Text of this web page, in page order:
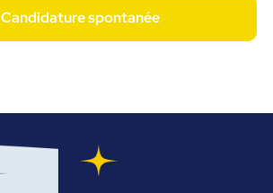
Candidature spontanée